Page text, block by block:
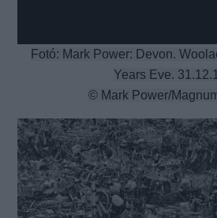
Fotó: Mark Power: Devon.
Years Eve.
© Mark Power/